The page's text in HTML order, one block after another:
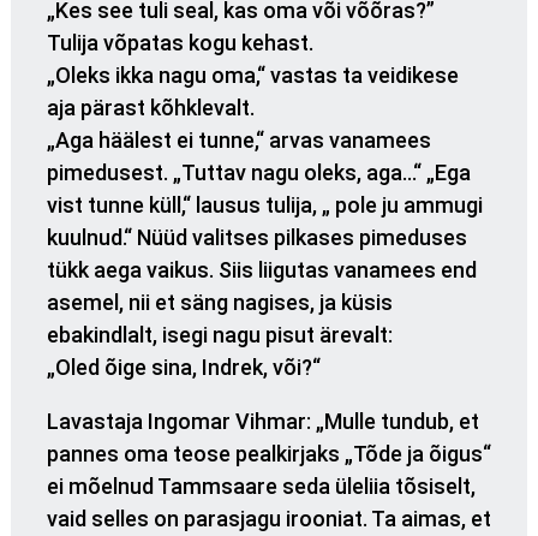
„Kes see tuli seal, kas oma või võõras?”
Tulija võpatas kogu kehast.
„Oleks ikka nagu oma,“ vastas ta veidikese
aja pärast kõhklevalt.
„Aga häälest ei tunne,“ arvas vanamees
pimedusest. „Tuttav nagu oleks, aga…“ „Ega
vist tunne küll,“ lausus tulija, „ pole ju ammugi
kuulnud.“ Nüüd valitses pilkases pimeduses
tükk aega vaikus. Siis liigutas vanamees end
asemel, nii et säng nagises, ja küsis
ebakindlalt, isegi nagu pisut ärevalt:
„Oled õige sina, Indrek, või?“
Lavastaja Ingomar Vihmar: „Mulle tundub, et
pannes oma teose pealkirjaks „Tõde ja õigus“
ei mõelnud Tammsaare seda üleliia tõsiselt,
vaid selles on parasjagu irooniat. Ta aimas, et